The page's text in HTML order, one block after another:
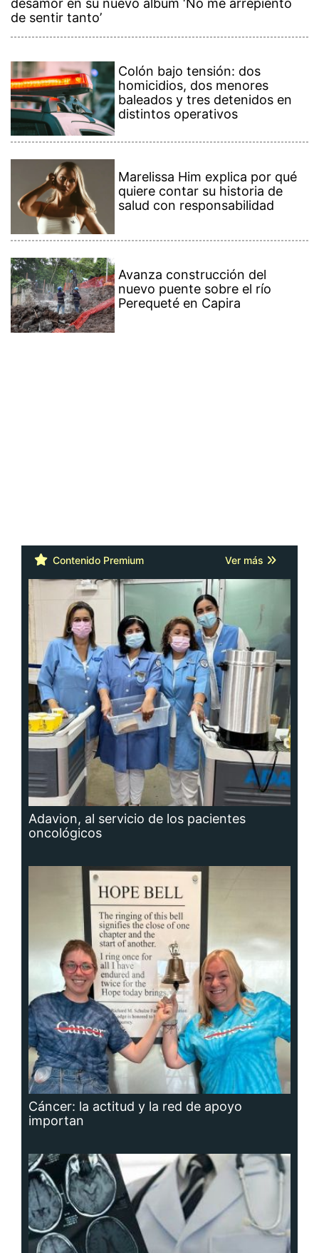
de sentir tanto’
Colón bajo tensión: dos
homicidios, dos menores
baleados y tres detenidos en
distintos operativos
Marelissa Him explica por qué
quiere contar su historia de
salud con responsabilidad
Avanza construcción del
nuevo puente sobre el río
Perequeté en Capira
Contenido Premium Ver más
Adavion, al servicio de los pacientes
oncológicos
Cáncer: la actitud y la red de apoyo
importan